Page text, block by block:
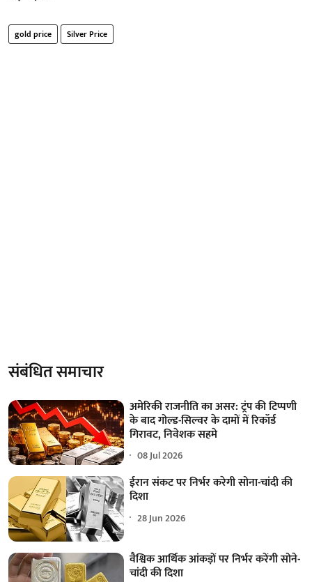
gold price Silver Price
संबंधित समाचार
अमेरिकी राजनीति का असर: ट्रंप की टिप्पणी
के बाद गोल्ड-सिल्वर के दामों में रिकॉर्ड
गिरावट, निवेशक सहमे
08 Jul 2026
ईरान संकट पर निर्भर करेगी सोना-चांदी की
दिशा
28 Jun 2026
वैश्विक आर्थिक आंकड़ों पर निर्भर करेंगी सोने-
चांदी की दिशा